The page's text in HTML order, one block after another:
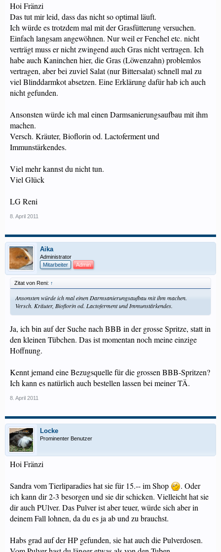
Hoi Fränzi
Das tut mir leid, dass das nicht so optimal läuft.
Ich würde es trotzdem mal mit der Grasfütterung versuchen.
Einfach langsam angewöhnen. Nur weil er Fenchel etc. nicht
verträgt muss er nicht zwingend auch Gras nicht vertragen. Ich
habe auch Kaninchen hier, die Gras (Löwenzahn) problemlos
vertragen, aber bei zuviel Salat (nur Bittersalat) schnell mal zu
viel Blinddarmkot absetzen. Eine Erklärung dafür hab ich auch
nicht gefunden.
Ansonsten würde ich mal einen Darmsanierungsaufbau mit ihm
machen.
Versch. Kräuter, Bioflorin od. Lactoferment und
Immunstärkendes.
Viel mehr kannst du nicht tun.
Viel Glück
LG Reni
8. April 2011
Aika
Administrator
Mitarbeiter
Admin
Zitat von Reni: ↑
Ansonsten würde ich mal einen Darmsanierungsaufbau mit ihm machen.
Versch. Kräuter, Bioflorin od. Lactoferment und Immunstärkendes.
Ja, ich bin auf der Suche nach BBB in der grosse Spritze, statt in
den kleinen Tübchen. Das ist momentan noch meine einzige
Hoffnung.
Kennt jemand eine Bezugsquelle für die grossen BBB-Spritzen?
Ich kann es natürlich auch bestellen lassen bei meiner TÄ.
8. April 2011
Locke
Prominenter Benutzer
Hoi Fränzi
Sandra vom Tierliparadies hat sie für 15.-- im Shop
. Oder
ich kann dir 2-3 besorgen und sie dir schicken. Vielleicht hat sie
dir auch PUlver. Das Pulver ist aber teuer, würde sich aber in
deinem Fall lohnen, da du es ja ab und zu brauchst.
Habs grad auf der HP gefunden, sie hat auch die Pulverdosen.